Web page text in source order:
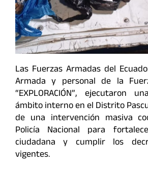
Las Fuerzas Armadas del
Armada y personal de la
“EXPLORACIÓN”, ejecutaron
ámbito interno en el Distrito
de una intervención masiva
Policía Nacional para
ciudadana y cumplir los
vigentes.